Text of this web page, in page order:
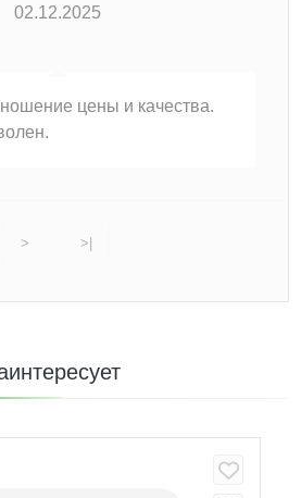
02.12.2025
цены и качества.
> >|